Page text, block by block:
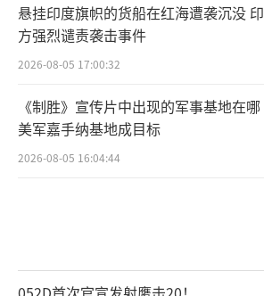
悬挂印度旗帜的货船在红海遭袭沉没 印
方强烈谴责袭击事件
2026-08-05 17:00:32
《制胜》宣传片中出现的军事基地在哪
美军嘉手纳基地成目标
2026-08-05 16:04:44